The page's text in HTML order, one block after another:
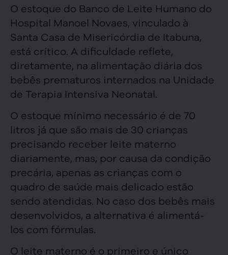
O estoque do Banco de Leite Humano do
Hospital Manoel Novaes, vinculado à
Santa Casa de Misericórdia de Itabuna,
está crítico. A dificuldade reflete,
diretamente, na alimentação diária dos
bebês prematuros internados na Unidade
de Terapia Intensiva Neonatal.
O estoque mínimo necessário é de 70
litros já que são mais de 30 crianças
precisando receber leite materno
diariamente, mas, por causa da condição
precária, apenas as crianças com o
quadro de saúde mais delicado estão
sendo atendidas. No caso dos bebês mais
desenvolvidos, a alternativa é alimentá-
los com fórmulas.
O leite materno é o primeiro e único